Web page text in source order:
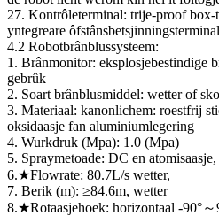
27. Kontrôleterminal: trije-proof
yntegreare ôfstânsbetsjinningsterminal
4.2 Robotbrânblussysteem:
1. Brânmonitor: eksplosjebestindige
gebrûk
2. Soart brânblusmiddel: wetter of
3. Materiaal: kanonlichem: roestfrij
oksidaasje fan aluminiumlegering
4. Wurkdruk (Mpa): 1.0 (Mpa)
5. Spraymetoade: DC en
6.★Flowrate: 80.7L/s wetter,
7. Berik (m): ≥84.6m, wetter
8.★Rotaasjehoek: horizontaal -90°～